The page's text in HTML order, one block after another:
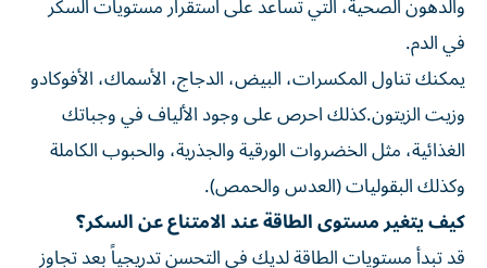
في الدم.
يمكنك تناول المكسرات، البيض، الدجاج، الأسماك، الأفوكادو
وزيت الزيتون.كذلك احرص على وجود الألياف في وجباتك
الغذائية، مثل الخضروات الورقية والجذرية، والحبوب الكاملة
وكذلك البقوليات (العدس والحمص).
كيف يتغير مستوى الطاقة عند الامتناع عن السكر؟
قد تبدأ مستويات الطاقة لديك في التحسن تدريجياً بعد تجاوز